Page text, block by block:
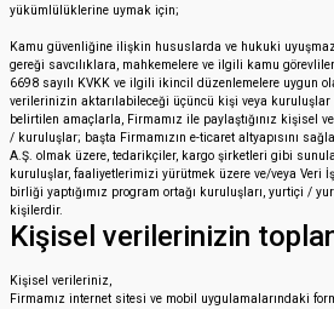
yükümlülüklerine uymak için;
Kamu güvenliğine ilişkin hususlarda ve hukuki
gereği savcılıklara, mahkemelere ve ilgili kamu
6698 sayılı KVKK ve ilgili ikincil düzenlemelere uygun
verilerinizin aktarılabileceği üçüncü kişi veya kuruluşlar
belirtilen amaçlarla, Firmamız ile paylaştığınız kişisel
/ kuruluşlar; başta Firmamızın e-ticaret altyapısını
A.Ş. olmak üzere, tedarikçiler, kargo şirketleri gibi
kuruluşlar, faaliyetlerimizi yürütmek üzere ve/veya Veri
birliği yaptığımız program ortağı kuruluşları, yurtiçi /
kişilerdir.
Kişisel verilerinizin
Kişisel verileriniz,
Firmamız internet sitesi ve mobil uygulamalarındaki